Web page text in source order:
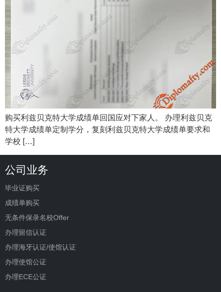
购买利兹贝克特大学成绩单回国应对下家人。 办理利兹贝克
特大学成绩单定制学分，复刻利兹贝克特大学成绩单要求和
学校 […]
公司业务
毕业证购买
成绩单购买
无条件保录名校Offer
办理留信认证
办理海牙认证/使馆认证
办理使馆公证
办理ECE公证